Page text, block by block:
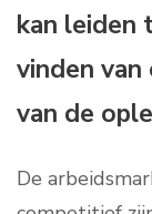
kan leiden
vinden van
van de
De